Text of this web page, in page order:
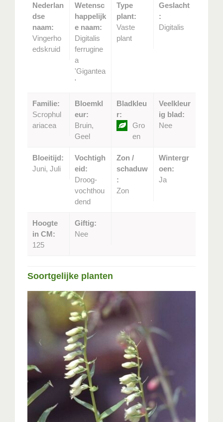
Nederlan
dse
naam:
Vingerho
edskruid
Wetensc
happelijk
e naam:
Digitalis
ferrugine
a
'Gigantea
'
Type
plant:
Vaste
plant
Geslacht
:
Digitalis
Familie:
Scrophul
ariacea
Bloemkl
eur:
Bruin,
Geel
Bladkleu
r:
Gro
en
Veelkleur
ig blad:
Nee
Bloeitijd:
Juni, Juli
Vochtigh
eid:
Droog-
vochthou
dend
Zon /
schaduw
:
Zon
Wintergr
oen:
Ja
Hoogte
in CM:
125
Giftig:
Nee
Soortgelijke planten